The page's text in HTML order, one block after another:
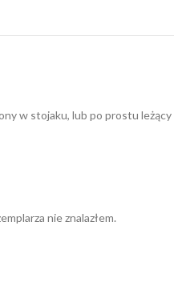
w stojaku, lub po prostu leżący
nie znalazłem.